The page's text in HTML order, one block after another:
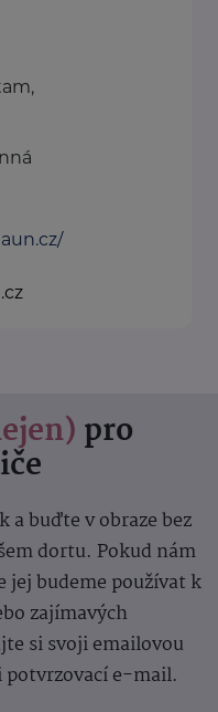
pro
a buďte v obraze bez
dortu. Pokud nám
jej budeme používat k
zajímavých
si svoji emailovou
potvrzovací e-mail.